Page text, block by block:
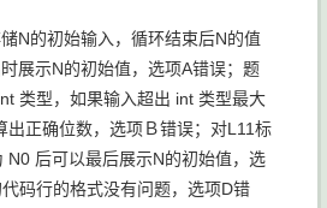
N的初始输入，循环结束后N的值
展示N的初始值，选项A错误；题
类型，如果输入超出 int 类型最大
出正确位数，选项Ｂ错误；对L11标
N0 后可以最后展示N的初始值，选
码行的格式没有问题，选项D错